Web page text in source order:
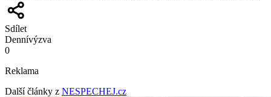
Sdílet
Dennívýzva
0
Reklama
Další články z NESPECHEJ.cz